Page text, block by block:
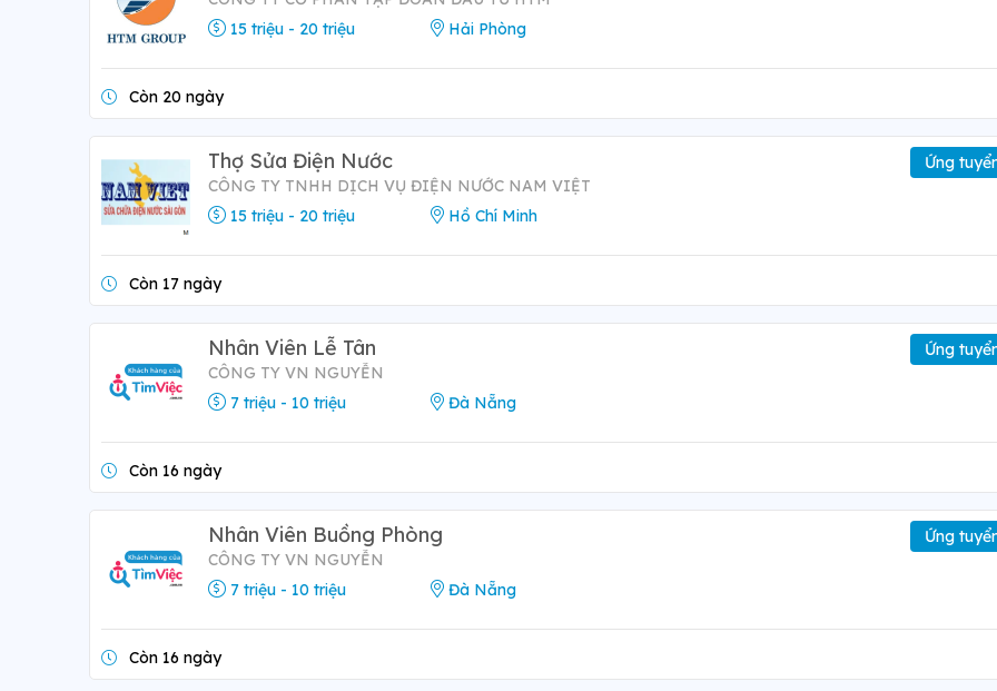
15 triệu - 20 triệu
Hải Phòng
Còn 20 ngày
Thợ Sửa Điện Nước
CÔNG TY TNHH DỊCH VỤ ĐIỆN NƯỚC NAM VIỆT
15 triệu - 20 triệu
Hồ Chí Minh
Ứng
Còn 17 ngày
Nhân Viên Lễ Tân
CÔNG TY VN NGUYỄN
7 triệu - 10 triệu
Đà Nẵng
Ứng
Còn 16 ngày
Nhân Viên Buồng Phòng
CÔNG TY VN NGUYỄN
7 triệu - 10 triệu
Đà Nẵng
Ứng
Còn 16 ngày